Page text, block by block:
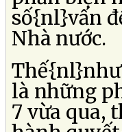
số{nl}vấn
Nhà nước.
là những
7 vừa qua,